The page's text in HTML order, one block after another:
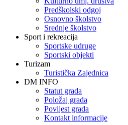
Predškolski odgoj
Osnovno školstvo
Srednje školstvo
Sport i rekreacija
Sportske udruge
Sportski objekti
Turizam
Turistička Zajednica
DM INFO
Statut grada
Položaj grada
Povijest grada
Kontakt informacije